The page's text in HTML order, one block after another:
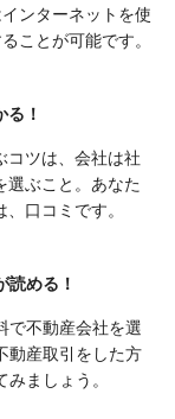
ンターネットを使
ことが可能です。
！
コツは、会社は社
選ぶこと。あなた
口コミです。
読める！
で不動産会社を選
動産取引をした方
ましょう。